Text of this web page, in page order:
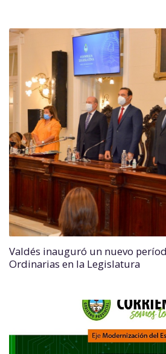
Valdés inauguró un nuevo
Ordinarias en la Legislatura